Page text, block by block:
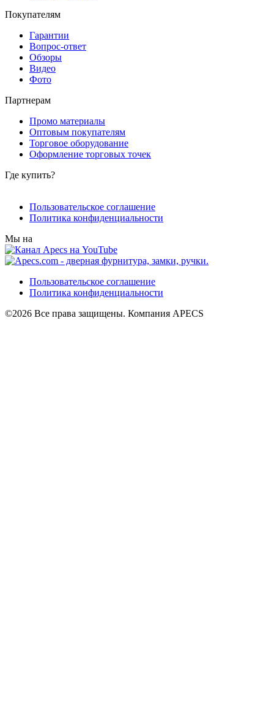
Покупателям
Гарантии
Вопрос-ответ
Обзоры
Видео
Фото
Партнерам
Промо материалы
Оптовым покупателям
Торговое оборудование
Оформление торговых точек
Где купить?
Пользовательское соглашение
Политика конфиденциальности
Мы на
Пользовательское соглашение
Политика конфиденциальности
©2026 Все права защищены. Компания APECS